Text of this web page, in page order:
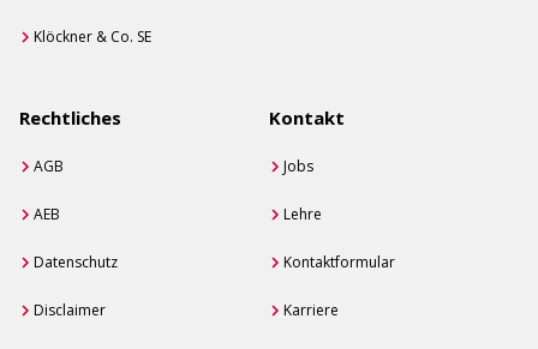
Klöckner & Co. SE
Rechtliches
AGB
AEB
Datenschutz
Disclaimer
Kontakt
Jobs
Lehre
Kontaktformular
Karriere